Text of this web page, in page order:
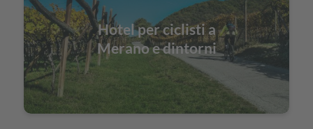
Hotel per ciclisti a
Merano e dintorni